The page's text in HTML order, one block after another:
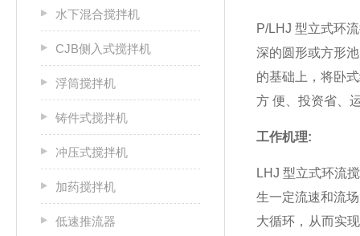
水下混合搅拌机
CJB侧入式搅拌机
浮筒搅拌机
铸件式搅拌机
冲压式搅拌机
加药搅拌机
低速推流器
P/LHJ型立式环
深的圆形或方形
的基础上，将卧
方 便、投资省、
工作机理:
LHJ 型立式环流
生一定流速和流
大循环，从而实